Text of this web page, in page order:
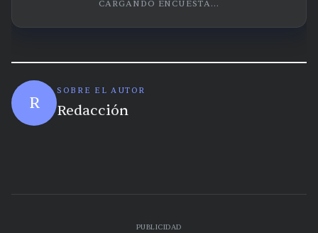
CARGANDO ENCUESTA...
R
SOBRE EL AUTOR
Redacción
PUBLICIDAD